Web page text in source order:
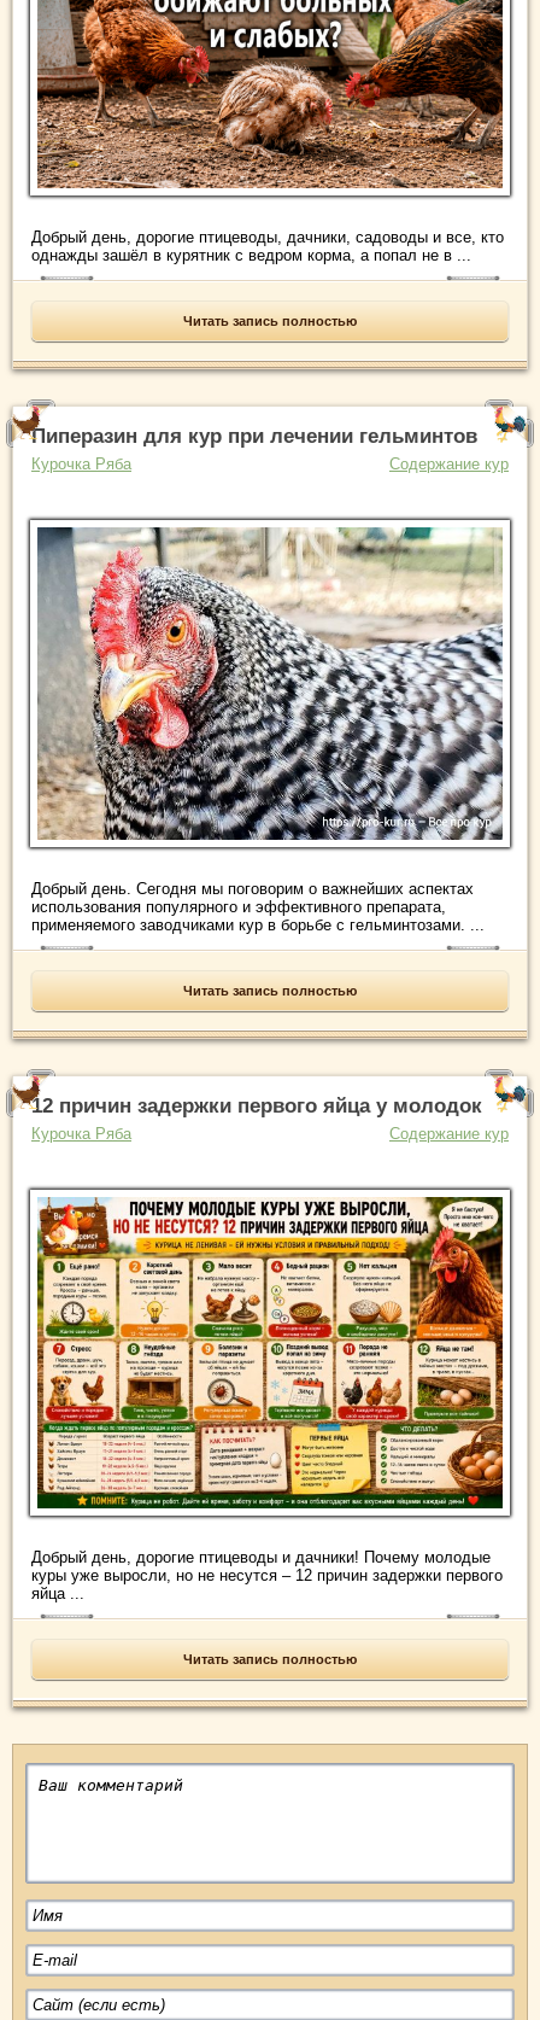
Добрый день, дорогие птицеводы, дачники, садоводы и все, кто
однажды зашёл в курятник с ведром корма, а попал не в ...
Читать запись полностью
Пиперазин для кур при лечении гельминтов
Курочка Ряба Содержание кур
Добрый день. Сегодня мы поговорим о важнейших аспектах
использования популярного и эффективного препарата,
применяемого заводчиками кур в борьбе с гельминтозами. ...
Читать запись полностью
12 причин задержки первого яйца у молодок
Курочка Ряба Содержание кур
Добрый день, дорогие птицеводы и дачники! Почему молодые
куры уже выросли, но не несутся – 12 причин задержки первого
яйца ...
Читать запись полностью